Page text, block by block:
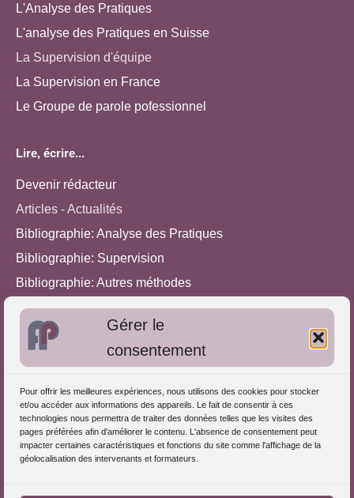
Gérer le
consentement
Pour offrir les meilleures expériences, nous utilisons des cookies pour stocker
et/ou accéder aux informations des appareils. Le fait de consentir à ces
technologies nous permettra de traiter des données telles que les visites des
pages préférées afin d'améliorer le contenu. L'absence de consentement peut
impacter certaines caractéristiques et fonctions du site comme l'affichage de la
géolocalisation des intervenants et formateurs.
L'Analyse des Pratiques
L'analyse des Pratiques en Suisse
La Supervision d'équipe
La Supervision en France
Le Groupe de parole pofessionnel
Lire, écrire...
Devenir rédacteur
Articles - Actualités
Bibliographie: Analyse des Pratiques
Bibliographie: Supervision
Bibliographie: Autres méthodes
Approches de l'Analyse des pratiques
Autres informations
S'inscrire dans l'Annuaire
Publiez vos formations
Charte déontologique
Références d'intervention